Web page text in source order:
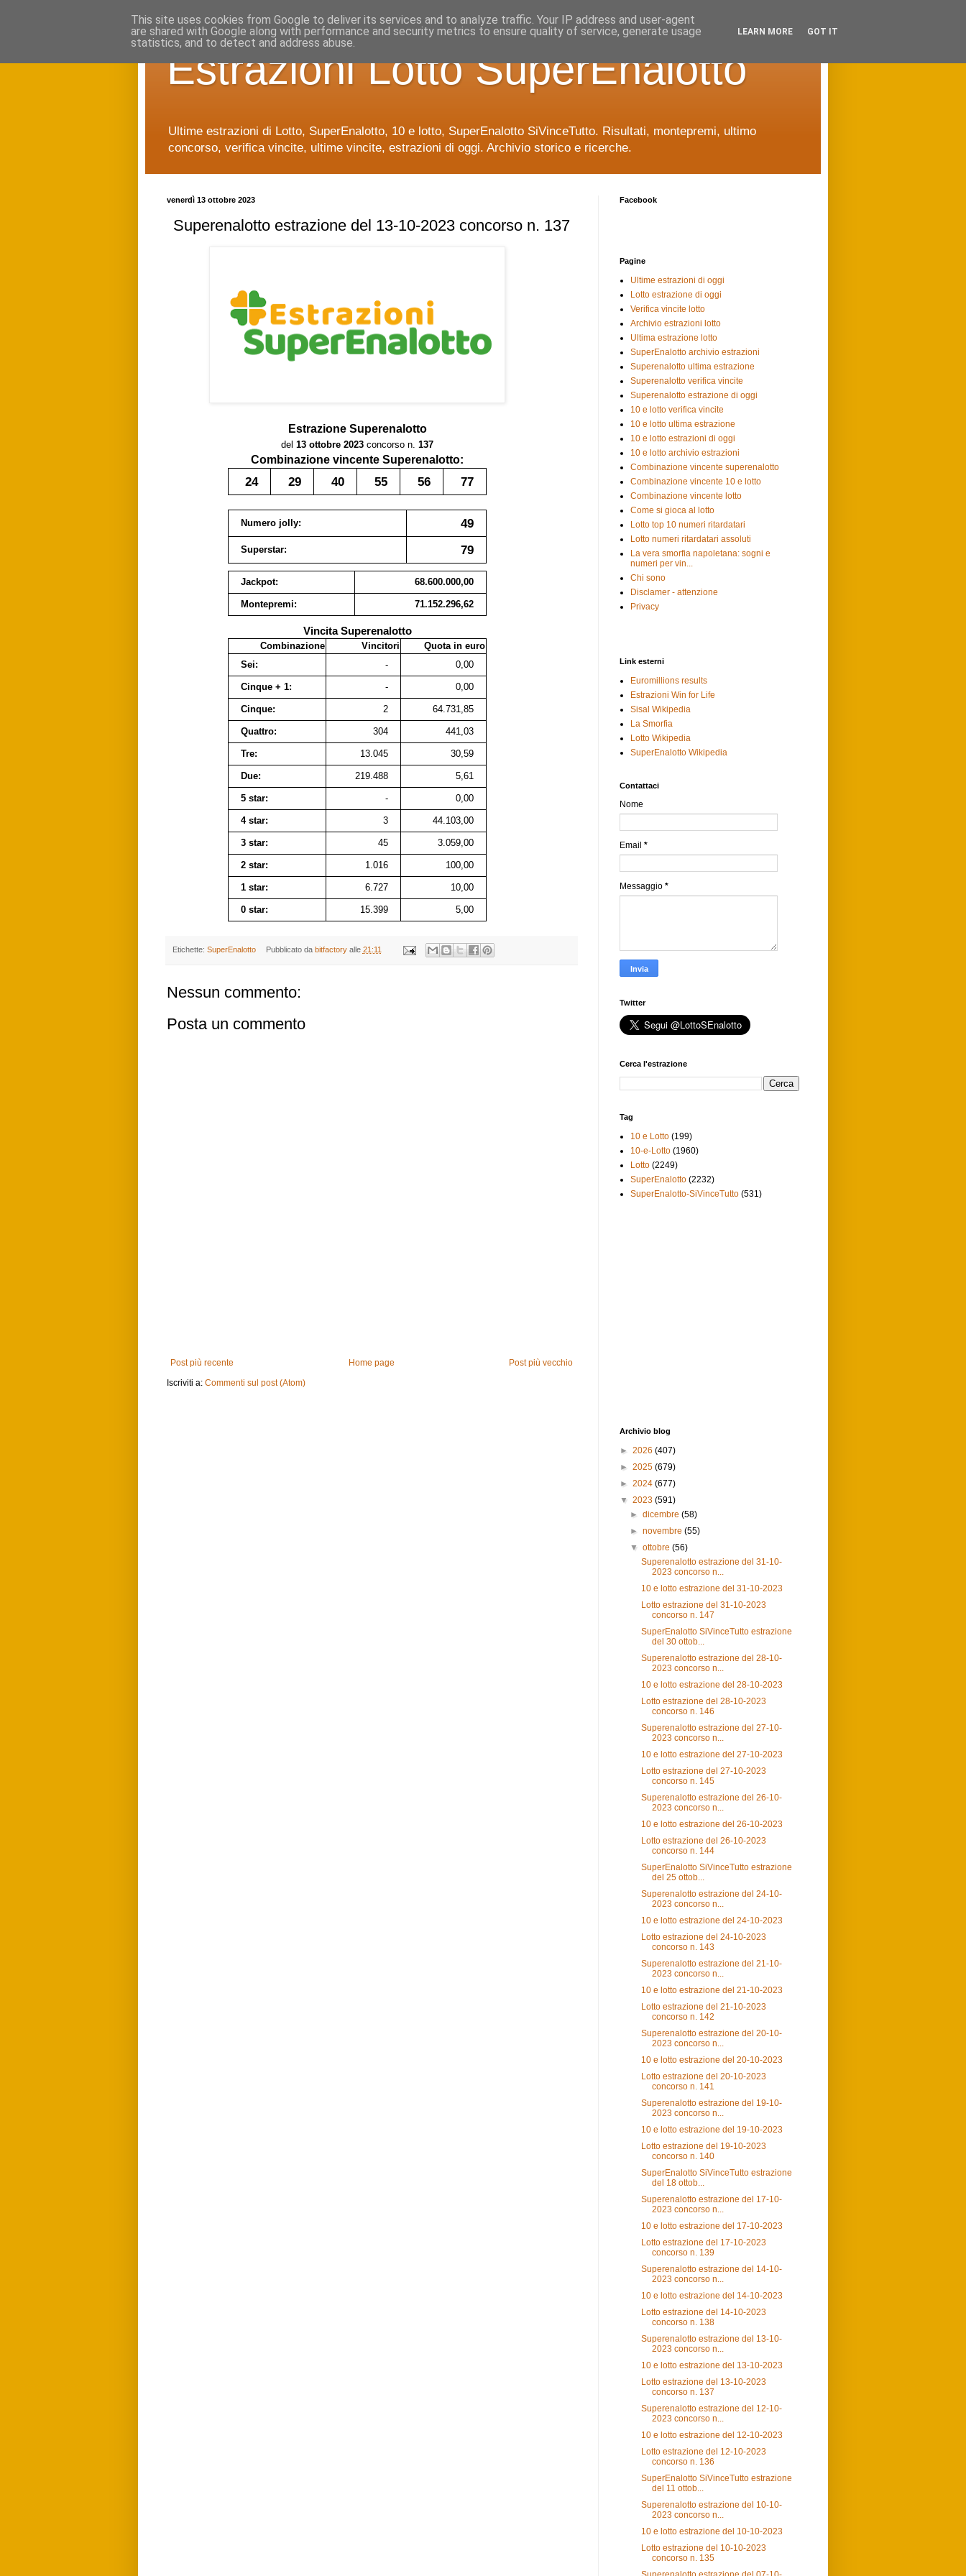
Estrazioni Lotto SuperEnalotto
Ultime estrazioni di Lotto, SuperEnalotto, 10 e lotto, SuperEnalotto SiVinceTutto. Risultati, montepremi, ultimo
concorso, verifica vincite, ultime vincite, estrazioni di oggi. Archivio storico e ricerche.
venerdì 13 ottobre 2023
Superenalotto estrazione del 13-10-2023 concorso n. 137
Estrazione Superenalotto
del 13 ottobre 2023 concorso n. 137
Combinazione vincente Superenalotto:
24 29 40 55 56 77
Numero jolly: 49
Superstar: 79
Jackpot: 68.600.000,00
Montepremi: 71.152.296,62
Vincita Superenalotto
Combinazione Vincitori
Quota in euro
Sei:
- 0,00
Cinque + 1: - 0,00
Cinque: 2 64.731,85
Quattro: 304 441,03
Tre: 13.045 30,59
Due: 219.488 5,61
5 star: - 0,00
4 star: 3 44.103,00
3 star: 45 3.059,00
2 star: 1.016 100,00
1 star: 6.727 10,00
0 star: 15.399 5,00
Etichette: SuperEnalotto Pubblicato da bitfactory alle 21:11
Nessun commento:
Posta un commento
Post più recente Post più vecchio
Home page
Iscriviti a: Commenti sul post (Atom)
Facebook
Pagine
Ultime estrazioni di oggi
Lotto estrazione di oggi
Verifica vincite lotto
Archivio estrazioni lotto
Ultima estrazione lotto
SuperEnalotto archivio estrazioni
Superenalotto ultima estrazione
Superenalotto verifica vincite
Superenalotto estrazione di oggi
10 e lotto verifica vincite
10 e lotto ultima estrazione
10 e lotto estrazioni di oggi
10 e lotto archivio estrazioni
Combinazione vincente superenalotto
Combinazione vincente 10 e lotto
Combinazione vincente lotto
Come si gioca al lotto
Lotto top 10 numeri ritardatari
Lotto numeri ritardatari assoluti
La vera smorfia napoletana: sogni e
numeri per vin...
Chi sono
Disclamer - attenzione
Privacy
Link esterni
Euromillions results
Estrazioni Win for Life
Sisal Wikipedia
La Smorfia
Lotto Wikipedia
SuperEnalotto Wikipedia
Contattaci
Nome
Email *
Messaggio *
Twitter
Cerca l'estrazione
Tag
10 e Lotto (199)
10-e-Lotto (1960)
Lotto (2249)
SuperEnalotto (2232)
SuperEnalotto-SiVinceTutto (531)
Archivio blog
► 2026 (407)
► 2025 (679)
► 2024 (677)
▼ 2023 (591)
►dicembre(58)
►novembre(55)
▼ottobre(56)
Superenalotto estrazione del 31-10-
2023 concorso n...
10 e lotto estrazione del 31-10-2023
Lotto estrazione del 31-10-2023
concorso n. 147
SuperEnalotto SiVinceTutto estrazione
del 30 ottob...
Superenalotto estrazione del 28-10-
2023 concorso n...
10 e lotto estrazione del 28-10-2023
Lotto estrazione del 28-10-2023
concorso n. 146
Superenalotto estrazione del 27-10-
2023 concorso n...
10 e lotto estrazione del 27-10-2023
Lotto estrazione del 27-10-2023
concorso n. 145
Superenalotto estrazione del 26-10-
2023 concorso n...
10 e lotto estrazione del 26-10-2023
Lotto estrazione del 26-10-2023
concorso n. 144
SuperEnalotto SiVinceTutto estrazione
del 25 ottob...
Superenalotto estrazione del 24-10-
2023 concorso n...
10 e lotto estrazione del 24-10-2023
Lotto estrazione del 24-10-2023
concorso n. 143
Superenalotto estrazione del 21-10-
2023 concorso n...
10 e lotto estrazione del 21-10-2023
Lotto estrazione del 21-10-2023
concorso n. 142
Superenalotto estrazione del 20-10-
2023 concorso n...
10 e lotto estrazione del 20-10-2023
Lotto estrazione del 20-10-2023
concorso n. 141
Superenalotto estrazione del 19-10-
2023 concorso n...
10 e lotto estrazione del 19-10-2023
Lotto estrazione del 19-10-2023
concorso n. 140
SuperEnalotto SiVinceTutto estrazione
del 18 ottob...
Superenalotto estrazione del 17-10-
2023 concorso n...
10 e lotto estrazione del 17-10-2023
Lotto estrazione del 17-10-2023
concorso n. 139
Superenalotto estrazione del 14-10-
2023 concorso n...
10 e lotto estrazione del 14-10-2023
Lotto estrazione del 14-10-2023
concorso n. 138
Superenalotto estrazione del 13-10-
2023 concorso n...
10 e lotto estrazione del 13-10-2023
Lotto estrazione del 13-10-2023
concorso n. 137
Superenalotto estrazione del 12-10-
2023 concorso n...
10 e lotto estrazione del 12-10-2023
Lotto estrazione del 12-10-2023
concorso n. 136
SuperEnalotto SiVinceTutto estrazione
del 11 ottob...
Superenalotto estrazione del 10-10-
2023 concorso n...
10 e lotto estrazione del 10-10-2023
Lotto estrazione del 10-10-2023
concorso n. 135
This site uses cookies from Google to deliver its services and to analyze traffic. Your IP address and user-agent
are shared with Google along with performance and security metrics to ensure quality of service, generate usage
statistics, and to detect and address abuse.
LEARN MORE GOT IT